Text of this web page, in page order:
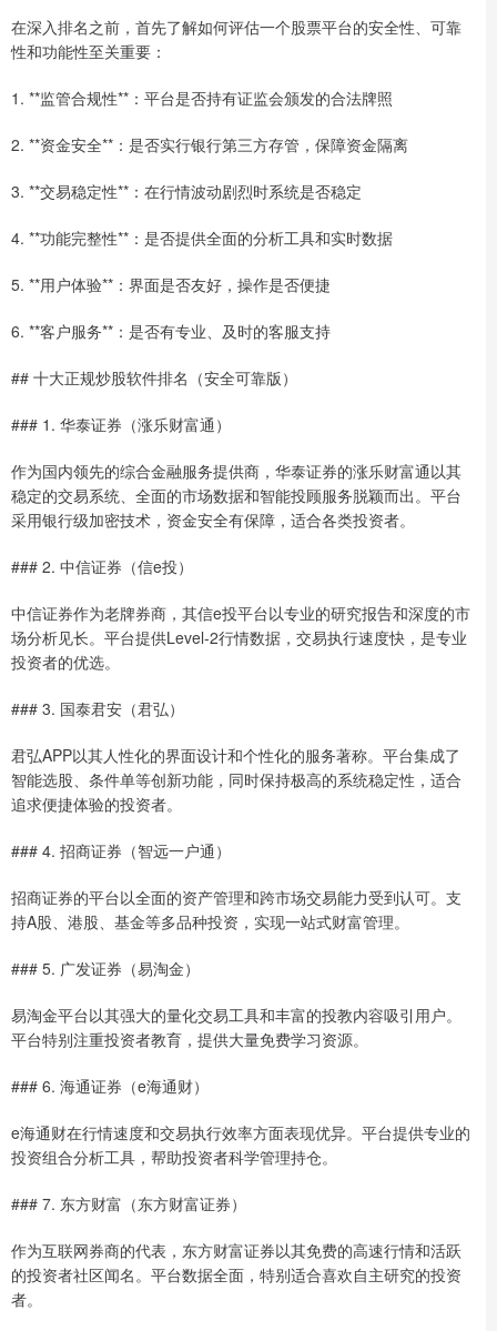
在深入排名之前，首先了解如何评估一个股票平台的安全性、可靠
性和功能性至关重要：
1. **监管合规性**：平台是否持有证监会颁发的合法牌照
2. **资金安全**：是否实行银行第三方存管，保障资金隔离
3. **交易稳定性**：在行情波动剧烈时系统是否稳定
4. **功能完整性**：是否提供全面的分析工具和实时数据
5. **用户体验**：界面是否友好，操作是否便捷
6. **客户服务**：是否有专业、及时的客服支持
## 十大正规炒股软件排名（安全可靠版）
### 1. 华泰证券（涨乐财富通）
作为国内领先的综合金融服务提供商，华泰证券的涨乐财富通以其
稳定的交易系统、全面的市场数据和智能投顾服务脱颖而出。平台
采用银行级加密技术，资金安全有保障，适合各类投资者。
### 2. 中信证券（信e投）
中信证券作为老牌券商，其信e投平台以专业的研究报告和深度的市
场分析见长。平台提供Level-2行情数据，交易执行速度快，是专业
投资者的优选。
### 3. 国泰君安（君弘）
君弘APP以其人性化的界面设计和个性化的服务著称。平台集成了
智能选股、条件单等创新功能，同时保持极高的系统稳定性，适合
追求便捷体验的投资者。
### 4. 招商证券（智远一户通）
招商证券的平台以全面的资产管理和跨市场交易能力受到认可。支
持A股、港股、基金等多品种投资，实现一站式财富管理。
### 5. 广发证券（易淘金）
易淘金平台以其强大的量化交易工具和丰富的投教内容吸引用户。
平台特别注重投资者教育，提供大量免费学习资源。
### 6. 海通证券（e海通财）
e海通财在行情速度和交易执行效率方面表现优异。平台提供专业的
投资组合分析工具，帮助投资者科学管理持仓。
### 7. 东方财富（东方财富证券）
作为互联网券商的代表，东方财富证券以其免费的高速行情和活跃
的投资者社区闻名。平台数据全面，特别适合喜欢自主研究的投资
者。